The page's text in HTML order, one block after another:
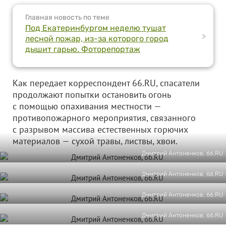
Главная новость по теме
Под Екатеринбургом неделю тушат
лесной пожар, из-за которого город
дышит гарью. Фоторепортаж
>
Как передает корреспондент 66.RU, спасатели
продолжают попытки остановить огонь
с помощью опахивания местности —
противопожарного мероприятия, связанного
с разрывом массива естественных горючих
материалов — сухой травы, листвы, хвои.
Дмитрий Антоненков, 66.RU
Дмитрий Антоненков, 66.RU
Дмитрий Антоненков, 66.RU
Дмитрий Антоненков, 66.RU